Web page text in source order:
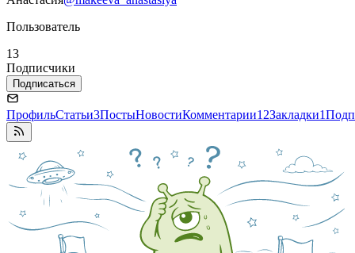
Пользователь
13
Подписчики
Подписаться
ПрофильСтатьи3ПостыНовостиКомментарии12Закладки1